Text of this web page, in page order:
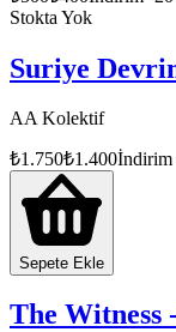
Stokta Yok
Suriye
AA Kolektif
₺1.750₺1.400İndirim
Sepete Ekle
The Witness